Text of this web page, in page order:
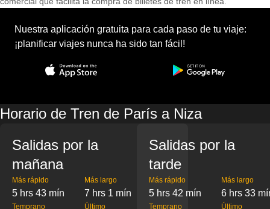
Nuestra aplicación gratuita para cada paso de tu viaje:
¡planificar viajes nunca ha sido tan fácil!
Horario de Tren de París a Niza
Salidas por la
mañana
Más rápido
5 hrs 43 mín
Más largo
7 hrs 1 mín
Temprano Último
Salidas por la
tarde
Más rápido
5 hrs 42 mín
Más largo
6 hrs 33
Temprano Último